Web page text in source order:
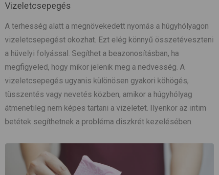
Vizeletcsepegés
A terhesség alatt a megnövekedett nyomás a húgyhólyagon
vizeletcsepegést okozhat. Ezt elég könnyű összetéveszteni
a hüvelyi folyással. Segíthet a beazonosításban, ha
megfigyeled, hogy mikor jelenik meg a nedvesség. A
vizeletcsepegés ugyanis különösen gyakori köhögés,
tüsszentés vagy nevetés közben, amikor a húgyhólyag
átmenetileg nem képes tartani a vizeletet. Ilyenkor az intim
betétek segíthetnek a probléma diszkrét kezelésében.